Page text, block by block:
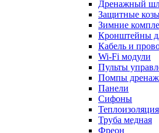
Дренажный
Защитные
Зимние
Кронштейны
Кабель и
Wi-Fi модули
Пульты
Помпы
Панели
Сифоны
Теплоизоляция
Труба медная
Фреон